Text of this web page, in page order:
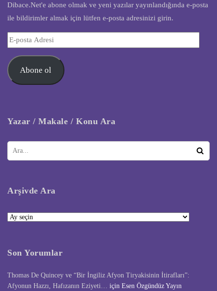
Dibace.Net'e abone olmak ve yeni yazılar yayınlandığında e-posta
ile bildirimler almak için lütfen e-posta adresinizi girin.
E-
Adresi
Abone ol
Yazar / Makale / Konu Ara
Arşivde Ara
Arşivde
Son Yorumlar
Thomas De Quincey ve “Bir İngiliz Afyon Tiryakisinin İtirafları”:
Afyonun Hazzı, Hafızanın Eziyeti… için Esen Özgündüz Yayın